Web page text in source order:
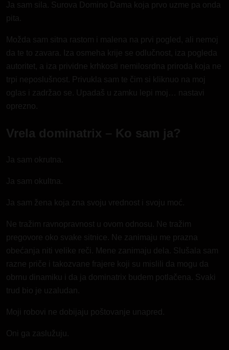
Ja sam sila. Surova Domino Dama koja prvo uzme pa onda
pita.
Možda sam sitna rastom i malena
na prvi pogled, ali nemoj
da te to zavara. Iza osmeha krije se odlučnost, iza pogleda
autoritet, a iza prividne krhkosti nemilosrdna priroda koja ne
trpi neposlušnost. Privukla sam te čim si kliknuo na moj
oglas i zadržao se. Upadaš u zamku lepi moj… nastavi
oprezno.
Vrela dominatrix – Ko sam ja?
Ja sam okrutna.
Ja sam okultna.
Ja sam žena koja zna svoju vrednost i svoju moć.
Ne tražim ravnopravnost u ovom odnosu. Ne tražim
pregovore oko svake sitnice. Ne zanimaju me prazna
obećanja niti velike reči. Mene zanimaju dela. Slušala sam
razne priče i takozvane frajere koji su mislili da mogu da
obrnu dinamiku i da ja dominatrix budem potlačena. Svaki
trud bio je uzaludan.
Moji robovi ne dobijaju poštovanje unapred.
Oni ga zaslužuju.